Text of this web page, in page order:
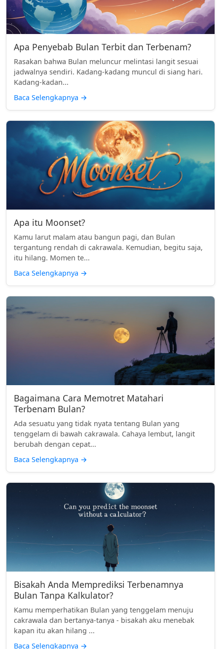
Apa Penyebab Bulan Terbit dan Terbenam?
Rasakan bahwa Bulan meluncur melintasi langit sesuai
jadwalnya sendiri. Kadang-kadang muncul di siang hari.
Kadang-kadan...
Baca Selengkapnya →
Apa itu Moonset?
Kamu larut malam atau bangun pagi, dan Bulan
tergantung rendah di cakrawala. Kemudian, begitu saja,
itu hilang. Momen te...
Baca Selengkapnya →
Bagaimana Cara Memotret Matahari
Terbenam Bulan?
Ada sesuatu yang tidak nyata tentang Bulan yang
tenggelam di bawah cakrawala. Cahaya lembut, langit
berubah dengan cepat...
Baca Selengkapnya →
Bisakah Anda Memprediksi Terbenamnya
Bulan Tanpa Kalkulator?
Kamu memperhatikan Bulan yang tenggelam menuju
cakrawala dan bertanya-tanya - bisakah aku menebak
kapan itu akan hilang ...
Baca Selengkapnya →